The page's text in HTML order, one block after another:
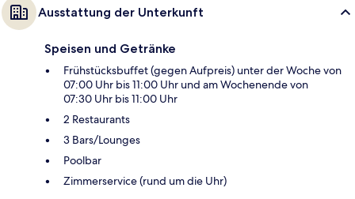
Ausstattung der Unterkunft
Speisen und Getränke
Frühstücksbuffet (gegen Aufpreis) unter der Woche von
07:00 Uhr bis 11:00 Uhr und am Wochenende von
07:30 Uhr bis 11:00 Uhr
2 Restaurants
3 Bars/Lounges
Poolbar
Zimmerservice (rund um die Uhr)